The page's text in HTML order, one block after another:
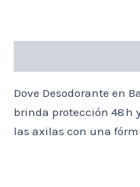
Dove Desodorante en
brinda protección 48 h
las axilas con una